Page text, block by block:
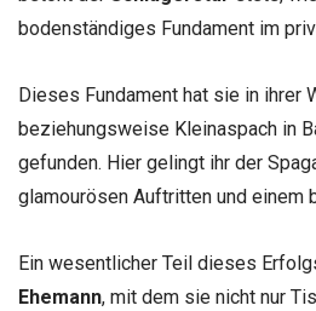
bodenständiges Fundament im
Dieses Fundament hat sie in ihrer
beziehungsweise Kleinaspach in
gefunden. Hier gelingt ihr der
glamourösen Auftritten und einem
Ein wesentlicher Teil dieses
Ehemann, mit dem sie nicht nur